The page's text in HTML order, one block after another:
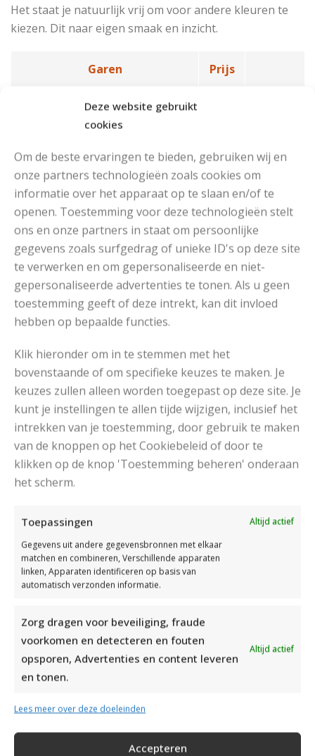
Deze website gebruikt
cookies
Om de beste ervaringen te bieden, gebruiken wij en
onze partners technologieën zoals cookies om
informatie over het apparaat op te slaan en/of te
openen. Toestemming voor deze technologieën stelt
ons en onze partners in staat om persoonlijke
gegevens zoals surfgedrag of unieke ID's op deze site
te verwerken en om gepersonaliseerde en niet-
gepersonaliseerde advertenties te tonen. Als u geen
toestemming geeft of deze intrekt, kan dit invloed
hebben op bepaalde functies.
Klik hieronder om in te stemmen met het
bovenstaande of om specifieke keuzes te maken. Je
keuzes zullen alleen worden toegepast op deze site. Je
kunt je instellingen te allen tijde wijzigen, inclusief het
intrekken van je toestemming, door gebruik te maken
van de knoppen op het Cookiebeleid of door te
klikken op de knop 'Toestemming beheren' onderaan
het scherm.
Toepassingen
Altijd actief
Gegevens uit andere gegevensbronnen met elkaar
matchen en combineren, Verschillende apparaten
linken, Apparaten identificeren op basis van
automatisch verzonden informatie.
Zorg dragen voor beveiliging, fraude
voorkomen en detecteren en fouten
opsporen, Advertenties en content leveren
en tonen.
Altijd actief
Lees meer over deze doeleinden
Accepteren
Het staat je natuurlijk vrij om voor andere kleuren te
kiezen. Dit naar eigen smaak en inzicht.
Garen Prijs
Drops Baby Merino Uni Colour
Drops Baby Merino Mix (50 gr) €3,35
Bestel
*De garens worden verkocht op OuderwetsGaren.nl waar
wij garens verkopen. Dus je bestelt gewoon vertrouwd via
ons, maar dan op een andere website.